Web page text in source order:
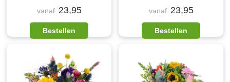
vanaf 23,95
Bestellen
vanaf 23,95
Bestellen